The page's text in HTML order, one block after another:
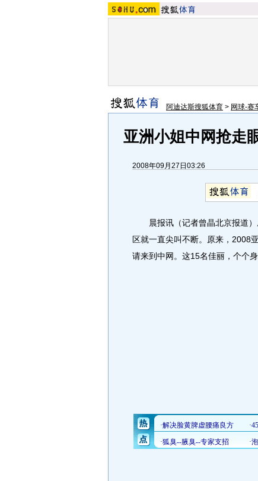
阿迪达斯搜狐体育 > 网球-赛
亚洲小姐中网抢走
2008年09月27日03:26
晨报讯（记者曾晶北京报道）
区就一直尖叫不断。原来，2008
请来到中网。这15名佳丽，个个